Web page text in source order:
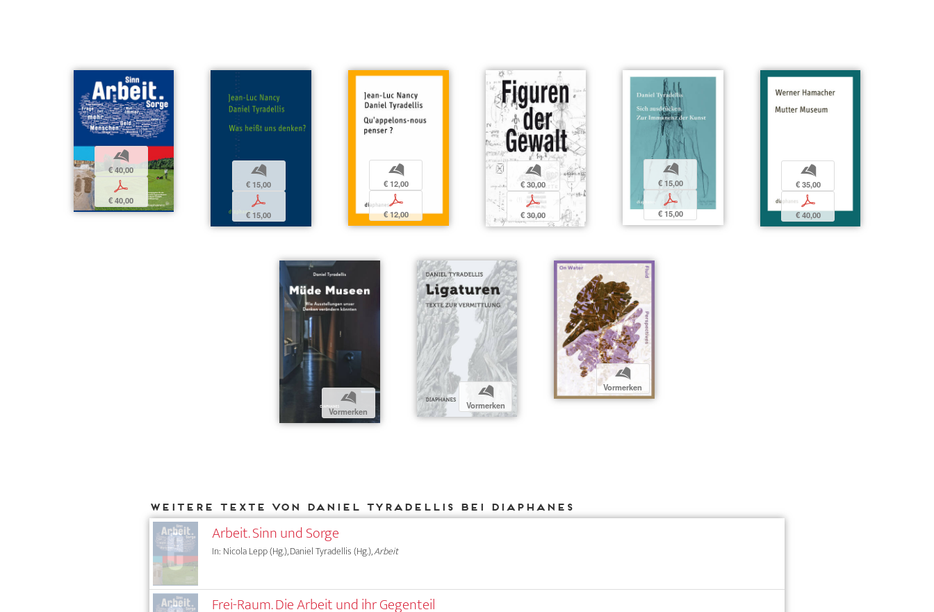
b
€ 40,00
p
€ 40,00
b
€ 15,00
p
€ 15,00
b
€ 12,00
p
€ 12,00
b
€ 30,00
p
€ 30,00
b
€ 15,00
p
€ 15,00
b
€ 35,00
p
€ 40,00
b
Vormerken
b
Vormerken
b
Vormerken
Weitere Texte von Daniel Tyradellis bei DIAPHANES
Arbeit. Sinn und Sorge
In: Nicola Lepp (Hg.), Daniel Tyradellis (Hg.),Arbeit
Frei-Raum. Die Arbeit und ihr Gegenteil